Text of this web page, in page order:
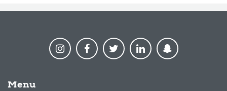
Menu